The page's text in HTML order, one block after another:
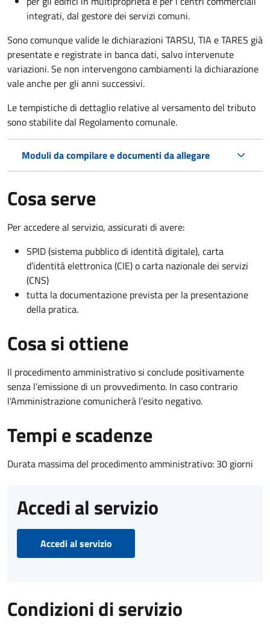
integrati, dal gestore dei servizi comuni.
Sono comunque valide le dichiarazioni TARSU, TIA e TARES già
presentate e registrate in banca dati, salvo intervenute
variazioni. Se non intervengono cambiamenti la dichiarazione
vale anche per gli anni successivi.
Le tempistiche di dettaglio relative al versamento del tributo
sono stabilite dal Regolamento comunale.
Moduli da compilare e documenti da allegare
Cosa serve
Per accedere al servizio, assicurati di avere:
SPID (sistema pubblico di identità digitale), carta
d’identità elettronica (CIE) o carta nazionale dei servizi
(CNS)
tutta la documentazione prevista per la presentazione
della pratica.
Cosa si ottiene
Il procedimento amministrativo si conclude positivamente
senza l’emissione di un provvedimento. In caso contrario
l’Amministrazione comunicherà l’esito negativo.
Tempi e scadenze
Durata massima del procedimento amministrativo: 30 giorni
Accedi al servizio
Accedi al servizio
Condizioni di servizio